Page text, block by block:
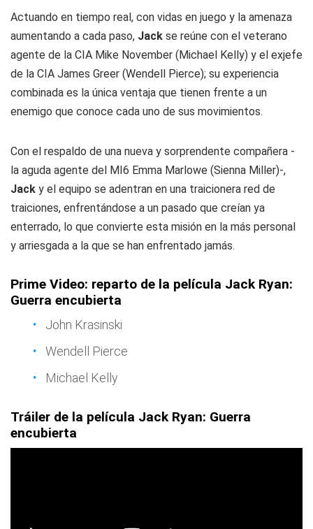
Actuando en tiempo real, con vidas en juego y la amenaza
aumentando a cada paso, Jack se reúne con el veterano
agente de la CIA Mike November (Michael Kelly) y el exjefe
de la CIA James Greer (Wendell Pierce); su experiencia
combinada es la única ventaja que tienen frente a un
enemigo que conoce cada uno de sus movimientos.
Con el respaldo de una nueva y sorprendente compañera -
la aguda agente del MI6 Emma Marlowe (Sienna Miller)-,
Jack y el equipo se adentran en una traicionera red de
traiciones, enfrentándose a un pasado que creían ya
enterrado, lo que convierte esta misión en la más personal
y arriesgada a la que se han enfrentado jamás.
Prime Video: reparto de la película Jack Ryan:
Guerra encubierta
John Krasinski
Wendell Pierce
Michael Kelly
Tráiler de la película Jack Ryan: Guerra
encubierta